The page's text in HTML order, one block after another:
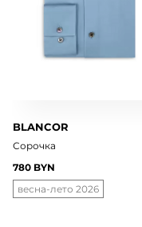
BLANCOR
Сорочка
780 BYN
весна-лето 2026